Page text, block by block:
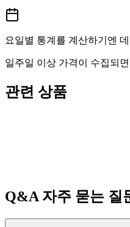
요일별 통계를 계산하기엔
일주일 이상 가격이 수집되
관련 상품
Q&A자주 묻는 질